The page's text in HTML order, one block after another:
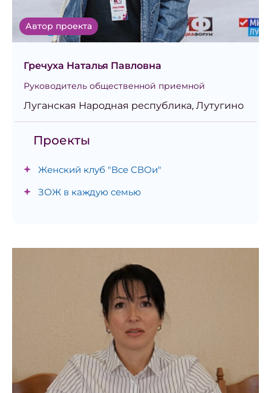
Автор проекта
Гречуха Наталья Павловна
Руководитель общественной приемной
Луганская Народная республика, Лутугино
Проекты
Женский клуб "Все СВОи"
ЗОЖ в каждую семью